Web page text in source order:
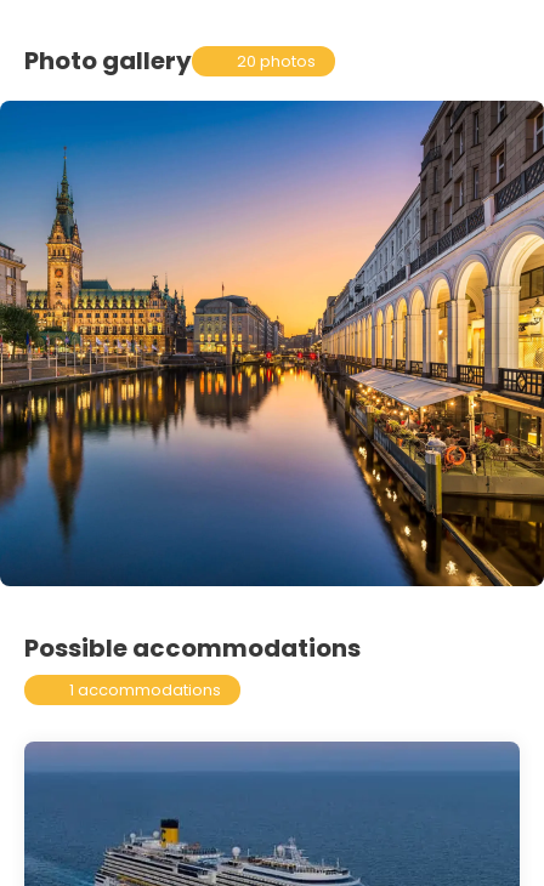
Photo gallery 20 photos
Possible accommodations
1 accommodations